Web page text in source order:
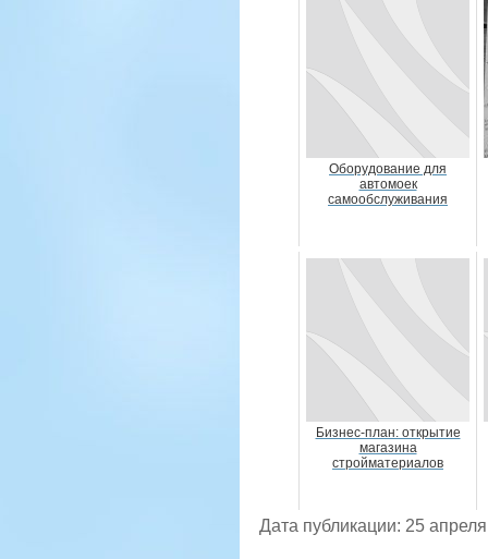
Оборудование для
автомоек
самообслуживания
Бизнес-план: открытие
магазина
стройматериалов
Дата публикации: 25